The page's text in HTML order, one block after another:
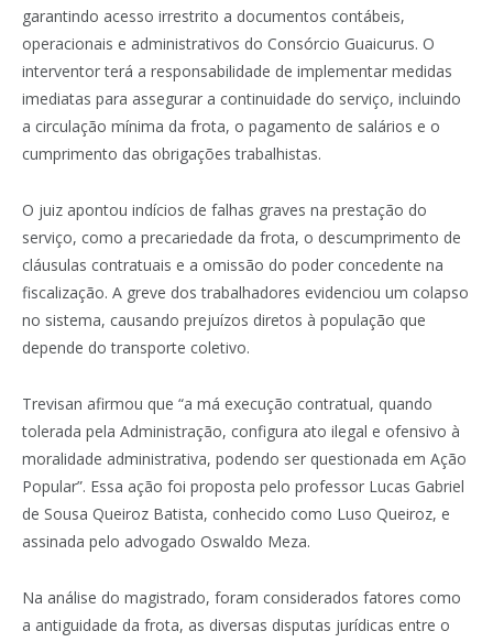
garantindo acesso irrestrito a documentos contábeis,
operacionais e administrativos do Consórcio Guaicurus. O
interventor terá a responsabilidade de implementar medidas
imediatas para assegurar a continuidade do serviço, incluindo
a circulação mínima da frota, o pagamento de salários e o
cumprimento das obrigações trabalhistas.
O juiz apontou indícios de falhas graves na prestação do
serviço, como a precariedade da frota, o descumprimento de
cláusulas contratuais e a omissão do poder concedente na
fiscalização. A greve dos trabalhadores evidenciou um colapso
no sistema, causando prejuízos diretos à população que
depende do transporte coletivo.
Trevisan afirmou que “a má execução contratual, quando
tolerada pela Administração, configura ato ilegal e ofensivo à
moralidade administrativa, podendo ser questionada em Ação
Popular”. Essa ação foi proposta pelo professor Lucas Gabriel
de Sousa Queiroz Batista, conhecido como Luso Queiroz, e
assinada pelo advogado Oswaldo Meza.
Na análise do magistrado, foram considerados fatores como
a antiguidade da frota, as diversas disputas jurídicas entre o